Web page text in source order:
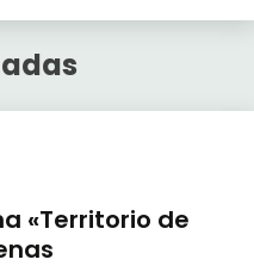
«Territorio de